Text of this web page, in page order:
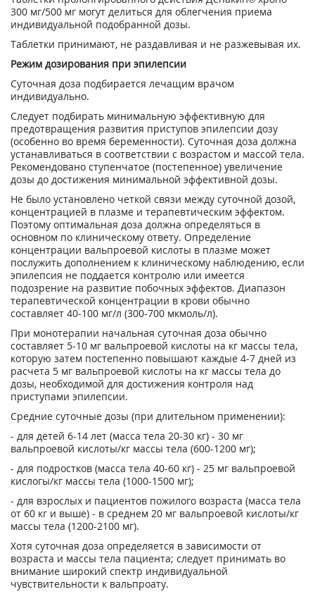
300 мг/500 мг могут делиться для облегчения приема
индивидуальной подобранной дозы.
Таблетки принимают, не раздавливая и не разжевывая их.
Режим дозирования при эпилепсии
Суточная доза подбирается лечащим врачом
индивидуально.
Следует подбирать минимальную эффективную для
предотвращения развития приступов эпилепсии дозу
(особенно во время беременности). Суточная доза должна
устанавливаться в соответствии с возрастом и массой тела.
Рекомендовано ступенчатое (постепенное) увеличение
дозы до достижения минимальной эффективной дозы.
Не было установлено четкой связи между суточной дозой,
концентрацией в плазме и терапевтическим эффектом.
Поэтому оптимальная доза должна определяться в
основном по клиническому ответу. Определение
концентрации вальпроевой кислоты в плазме может
послужить дополнением к клиническому наблюдению, если
эпилепсия не поддается контролю или имеется
подозрение на развитие побочных эффектов. Диапазон
терапевтической концентрации в крови обычно
составляет 40-100 мг/л (300-700 мкмоль/л).
При монотерапии начальная суточная доза обычно
составляет 5-10 мг вальпроевой кислоты на кг массы тела,
которую затем постепенно повышают каждые 4-7 дней из
расчета 5 мг вальпроевой кислоты на кг массы тела до
дозы, необходимой для достижения контроля над
приступами эпилепсии.
Средние суточные дозы (при длительном применении):
- для детей 6-14 лет (масса тела 20-30 кг) - 30 мг
вальпроевой кислоты/кг массы тела (600-1200 мг);
- для подростков (масса тела 40-60 кг) - 25 мг вальпроевой
кислогы/кг массы тела (1000-1500 мг);
- для взрослых и пациентов пожилого возраста (масса тела
от 60 кг и выше) - в среднем 20 мг вальпроевой кислоты/кг
массы тела (1200-2100 мг).
Хотя суточная доза определяется в зависимости от
возраста и массы тела пациента; следует принимать во
внимание широкий спектр индивидуальной
чувствительности к вальпроату.